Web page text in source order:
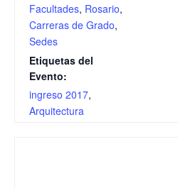
Facultades, Rosario,
Carreras de Grado,
Sedes
Etiquetas del
Evento:
ingreso 2017,
Arquitectura